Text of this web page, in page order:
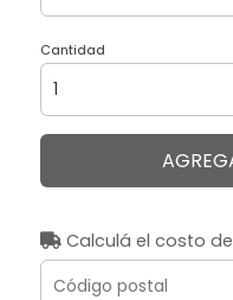
Cantidad
Calculá el costo